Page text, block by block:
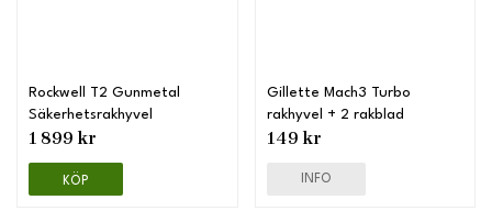
Rockwell T2 Gunmetal
Säkerhetsrakhyvel
1 899 kr
KÖP
Gillette Mach3 Turbo
rakhyvel + 2 rakblad
149 kr
INFO